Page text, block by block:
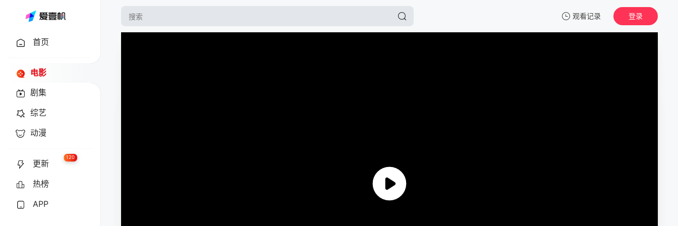
观看记录 登录
首页
电影
剧集
综艺
动漫
更新
120
热榜
APP